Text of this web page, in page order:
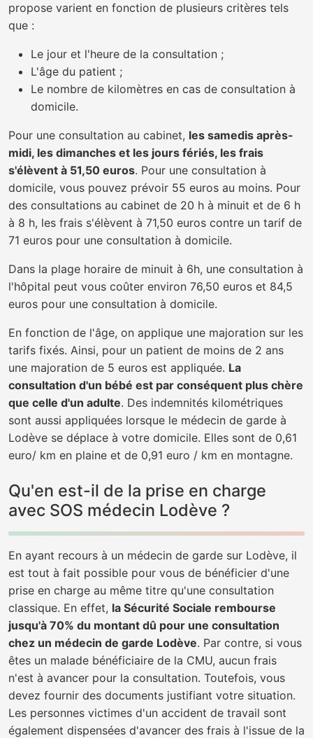
propose varient en fonction de plusieurs critères tels
que :
Le jour et l'heure de la consultation ;
L'âge du patient ;
Le nombre de kilomètres en cas de consultation à
domicile.
Pour une consultation au cabinet, les samedis après-
midi, les dimanches et les jours fériés, les frais
s'élèvent à 51,50 euros. Pour une consultation à
domicile, vous pouvez prévoir 55 euros au moins. Pour
des consultations au cabinet de 20 h à minuit et de 6 h
à 8 h, les frais s'élèvent à 71,50 euros contre un tarif de
71 euros pour une consultation à domicile.
Dans la plage horaire de minuit à 6h, une consultation à
l'hôpital peut vous coûter environ 76,50 euros et 84,5
euros pour une consultation à domicile.
En fonction de l'âge, on applique une majoration sur les
tarifs fixés. Ainsi, pour un patient de moins de 2 ans
une majoration de 5 euros est appliquée. La
consultation d'un bébé est par conséquent plus chère
que celle d'un adulte. Des indemnités kilométriques
sont aussi appliquées lorsque le médecin de garde à
Lodève se déplace à votre domicile. Elles sont de 0,61
euro/ km en plaine et de 0,91 euro / km en montagne.
Qu'en est-il de la prise en charge
avec SOS médecin Lodève ?
En ayant recours à un médecin de garde sur Lodève, il
est tout à fait possible pour vous de bénéficier d'une
prise en charge au même titre qu'une consultation
classique. En effet, la Sécurité Sociale rembourse
jusqu'à 70% du montant dû pour une consultation
chez un médecin de garde Lodève. Par contre, si vous
êtes un malade bénéficiaire de la CMU, aucun frais
n'est à avancer pour la consultation. Toutefois, vous
devez fournir des documents justifiant votre situation.
Les personnes victimes d'un accident de travail sont
également dispensées d'avancer des frais à l'issue de la